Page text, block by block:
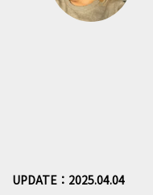
UPDATE：2025.04.04